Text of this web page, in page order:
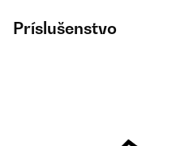
Príslušenstvo